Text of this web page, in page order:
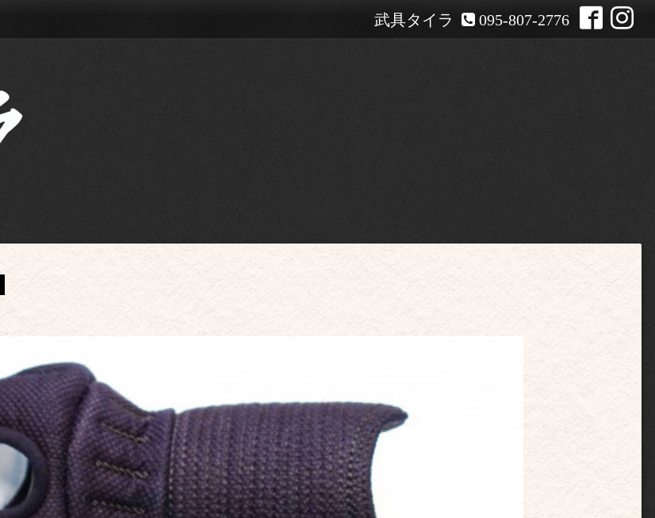
095-807-2776
武具タイラ